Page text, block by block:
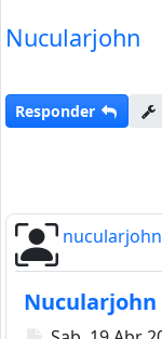
Nucularjohn
Responder
nucularjohn
Nucularjohn